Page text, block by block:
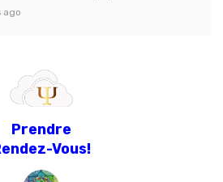
ago
Prendre
Vous!